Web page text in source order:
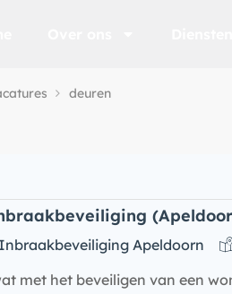
deuren
Apeldoorn
met het beveiligen van een